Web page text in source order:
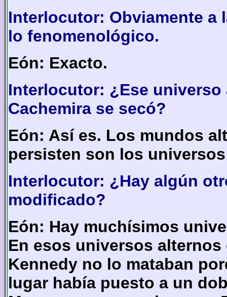
Interlocutor: Obviamente a
lo fenomenológico.
Eón: Exacto.
Interlocutor: ¿Ese
Cachemira se secó?
Eón: Así es. Los mundos
persisten son los
Interlocutor: ¿Hay algún
modificado?
Eón: Hay muchísimos
En esos universos
Kennedy no lo mataban
lugar había puesto a un